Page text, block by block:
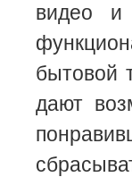
видео
бытовой
дают